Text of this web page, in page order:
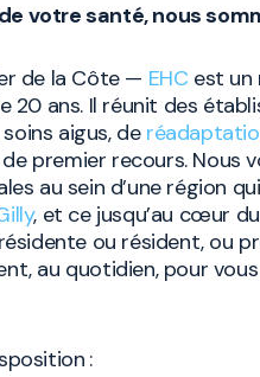
votre santé, nous
de la Côte — EHC est un
20 ans. Il réunit des
aigus, de
premier recours. Nous
au sein d’une région
, et ce jusqu’au cœur
ou résident, ou
au quotidien, pour
: